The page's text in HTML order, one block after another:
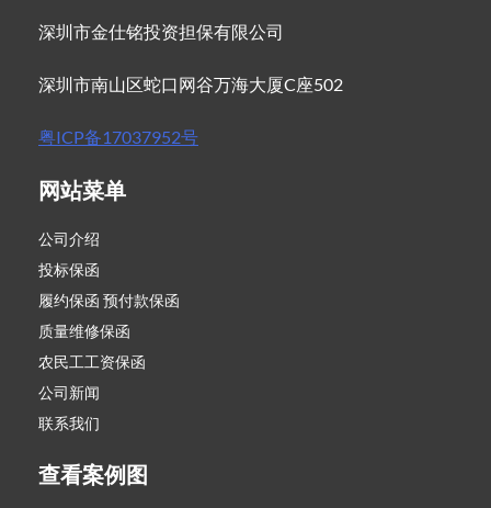
深圳市金仕铭投资担保有限公司
深圳市南山区蛇口网谷万海大厦C座502
粤ICP备17037952号
网站菜单
公司介绍
投标保函
履约保函 预付款保函
质量维修保函
农民工工资保函
公司新闻
联系我们
查看案例图